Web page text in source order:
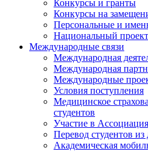
Конкурсы и гранты
Конкурсы на
Персональные и
Национальный
Международные связи
Международная
Международная
Международные
Условия поступления
Медицинское
студентов
Участие в
Перевод студентов из
Академическая